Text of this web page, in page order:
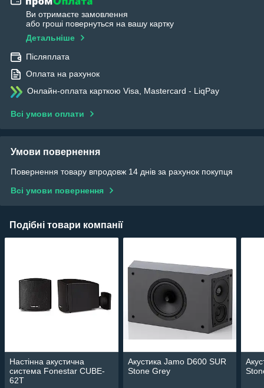
Ви отримаєте замовлення
або гроші повернуться на вашу картку
Детальніше
Післяплата
Оплата на рахунок
Онлайн-оплата карткою Visa, Mastercard - LiqPay
Всі умови оплати
Умови повернення
Повернення товару впродовж 14 днів за рахунок покупця
Всі умови повернення
Подібні товари компанії
Настінна акустична
система Fonestar CUBE-
62T
Акустика Jamo D600 SUR
Stone Grey